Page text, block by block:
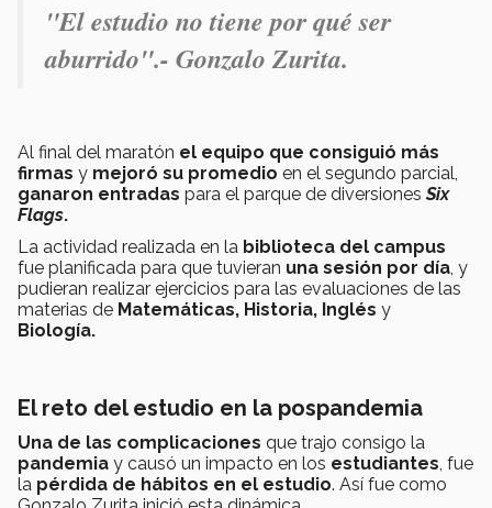
"El estudio no tiene por qué ser
aburrido".- Gonzalo Zurita.
Al final del maratón el equipo que consiguió más
firmas y mejoró su promedio en el segundo parcial,
ganaron entradas para el parque de diversionesSix
Flags.
La actividad realizada en la biblioteca del campus
fue planificada para que tuvieran una sesión por día , y
pudieran realizar ejercicios para las evaluaciones de las
materias de Matemáticas, Historia, Inglés y
Biología.
El reto del estudio en la pospandemia
Una de las complicaciones que trajo consigo la
pandemia y causó un impacto en los estudiantes , fue
la pérdida de hábitos en el estudio. Así fue como